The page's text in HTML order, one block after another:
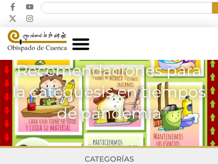
Recomendaciones para
la catequesis en tiempos
de pandemia
CATEGORÍAS